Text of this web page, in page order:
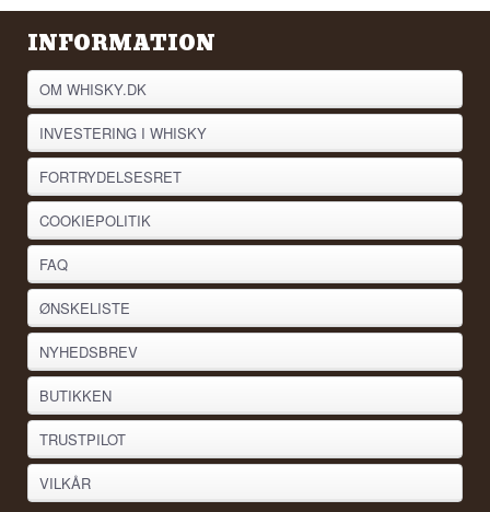
INFORMATION
OM WHISKY.DK
INVESTERING I WHISKY
FORTRYDELSESRET
COOKIEPOLITIK
FAQ
ØNSKELISTE
NYHEDSBREV
BUTIKKEN
TRUSTPILOT
VILKÅR